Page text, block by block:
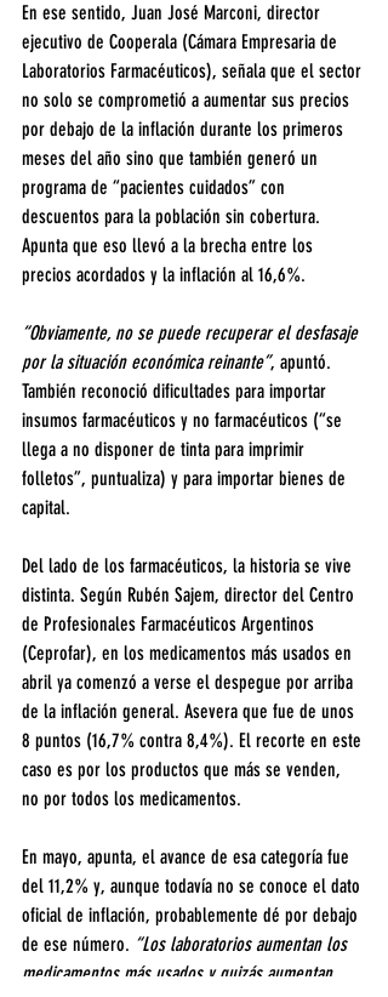
En ese sentido, Juan José Marconi, director
ejecutivo de Cooperala (Cámara Empresaria de
Laboratorios Farmacéuticos), señala que el sector
no solo se comprometió a aumentar sus precios
por debajo de la inflación durante los primeros
meses del año sino que también generó un
programa de “pacientes cuidados” con
descuentos para la población sin cobertura.
Apunta que eso llevó a la brecha entre los
precios acordados y la inflación al 16,6%.
“Obviamente, no se puede recuperar el desfasaje
por la situación económica reinante”, apuntó.
También reconoció dificultades para importar
insumos farmacéuticos y no farmacéuticos (“se
llega a no disponer de tinta para imprimir
folletos”, puntualiza) y para importar bienes de
capital.
Del lado de los farmacéuticos, la historia se vive
distinta. Según Rubén Sajem, director del Centro
de Profesionales Farmacéuticos Argentinos
(Ceprofar), en los medicamentos más usados en
abril ya comenzó a verse el despegue por arriba
de la inflación general. Asevera que fue de unos
8 puntos (16,7% contra 8,4%). El recorte en este
caso es por los productos que más se venden,
no por todos los medicamentos.
En mayo, apunta, el avance de esa categoría fue
del 11,2% y, aunque todavía no se conoce el dato
oficial de inflación, probablemente dé por debajo
de ese número. “Los laboratorios aumentan los
medicamentos más usados y quizás aumentan